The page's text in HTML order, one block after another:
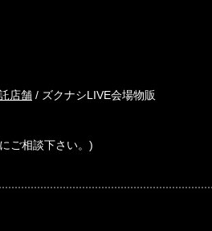
店舗 / ズクナシLIVE会場物販
ご相談下さい。)